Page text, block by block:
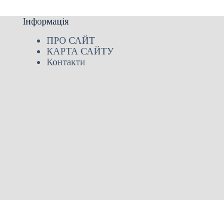
Інформація
ПРО САЙТ
КАРТА САЙТУ
Контакти